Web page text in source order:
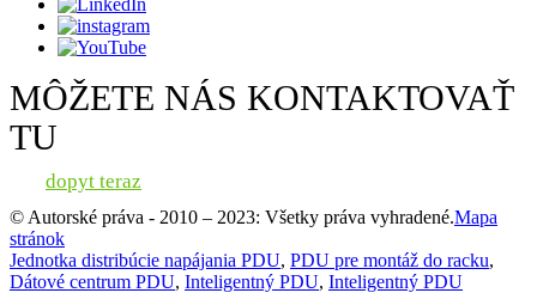
MÔŽETE NÁS KONTAKTOVAŤ
TU
dopyt teraz
© Autorské práva - 2010 – 2023: Všetky práva vyhradené.Mapa
stránok
Jednotka distribúcie napájania PDU, PDU pre montáž do racku,
Dátové centrum PDU, Inteligentný PDU, Inteligentný PDU